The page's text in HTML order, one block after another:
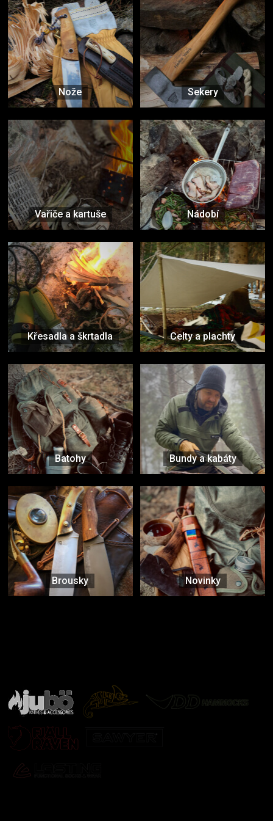
Nože Sekery
Vařiče a kartuše Nádobí
Křesadla a škrtadla Celty a plachty
Batohy Bundy a kabáty
Brousky Novinky